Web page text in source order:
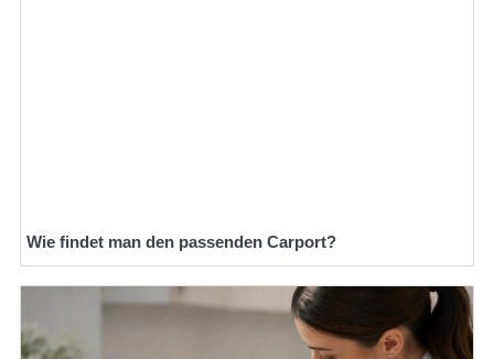
Wie findet man den passenden Carport?